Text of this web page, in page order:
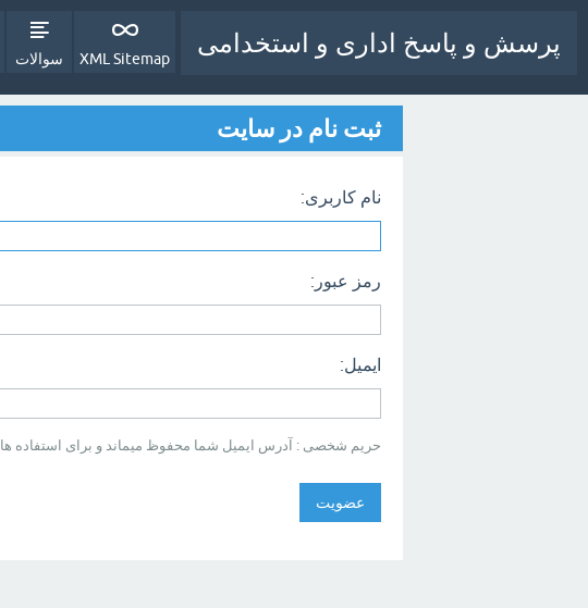
پرسش و پاسخ اداری و استخدامی
XML Sitemap سوالات
ثبت نام در سایت
نام کاربری:
رمز عبور:
ایمیل:
حریم شخصی : آدرس ایمیل شما محفوظ میماند و برای استفاده های